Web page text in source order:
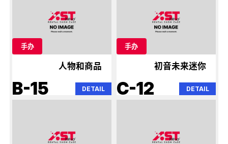
手办
人物和商品
B-15 DETAIL
手办
初音未来迷你
C-12 DETAIL